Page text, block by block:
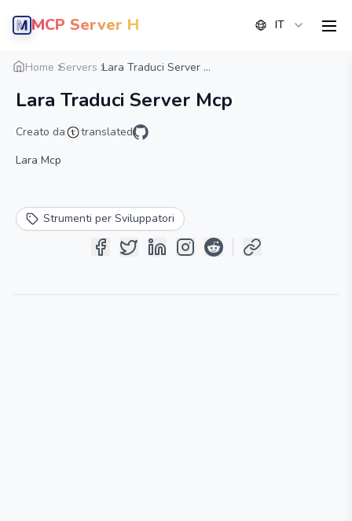
MCP Server Hub IT
Home Servers Lara Traduci Server ...
Lara Traduci Server Mcp
Creato da
translated
Lara Mcp
Strumenti per Sviluppatori
Panoramica Dettaglio